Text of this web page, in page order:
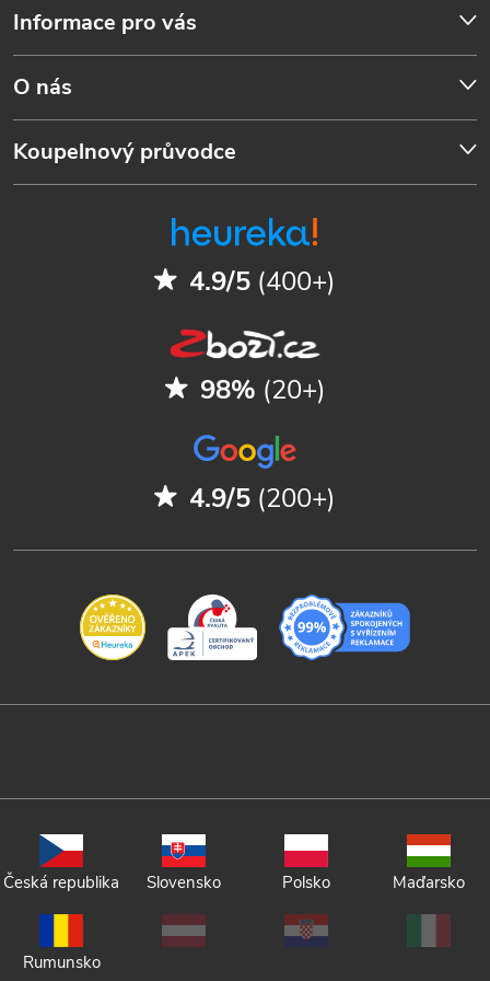
Informace pro vás
O nás
Koupelnový průvodce
4.9/5 (400+)
98% (20+)
4.9/5 (200+)
Česká republika Slovensko Polsko Maďarsko
Rumunsko